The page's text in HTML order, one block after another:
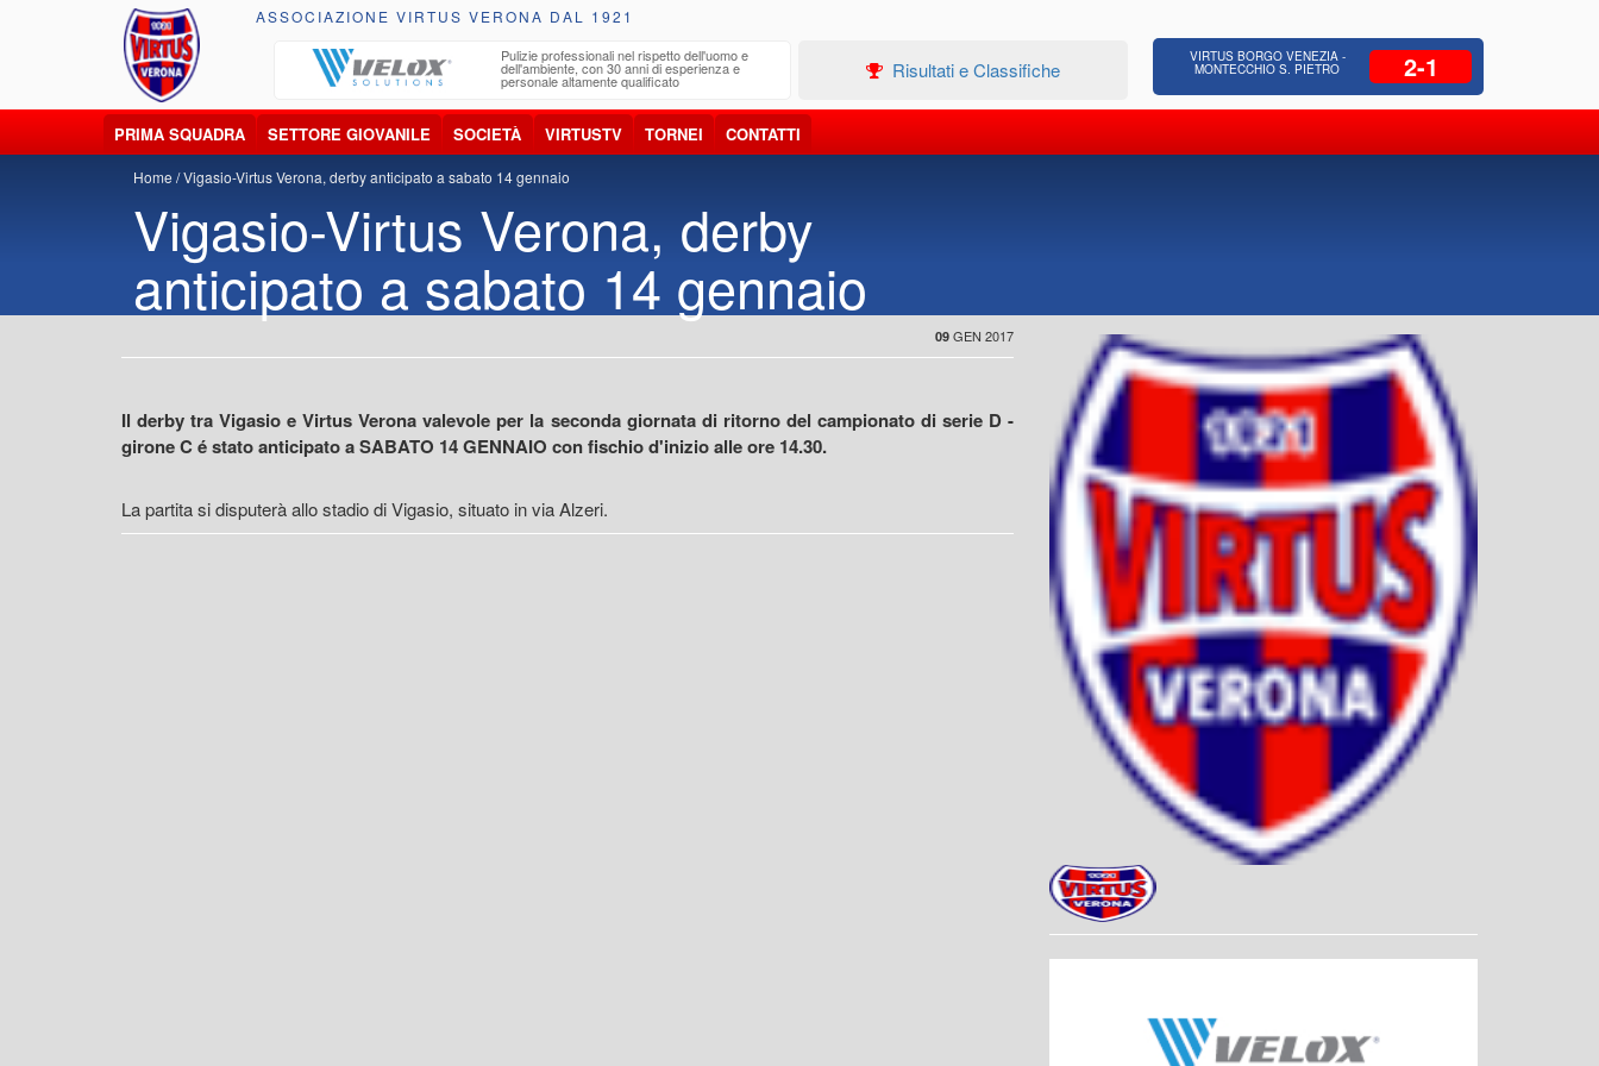
ASSOCIAZIONE VIRTUS VERONA DAL 1921
trasporto, smaltimento e recupero di Pulizie professionali nel rispetto dell'uomo e
dell'ambiente, con 30 anni di esperienza e
personale altamente qualificato
Edilizia Residenziale, Opere pubbliche,
Progettazione Strade, Opere idrauliche, Bonifica
Risultati e Classifiche
VIRTUS BORGO VENEZIA -
MONTECCHIO S. PIETRO 2-1
PRIMA SQUADRA SETTORE GIOVANILE SOCIETÀ VIRTUSTV TORNEI CONTATTI
Home Vigasio-Virtus Verona, derby anticipato a sabato 14 gennaio
Vigasio-Virtus Verona, derby
anticipato a sabato 14 gennaio
09 GEN 2017
Il derby tra Vigasio e Virtus Verona valevole per la seconda giornata di ritorno del campionato di serie D -
girone C é stato anticipato a SABATO 14 GENNAIO con fischio d'inizio alle ore 14.30.
La partita si disputerà allo stadio di Vigasio, situato in via Alzeri.